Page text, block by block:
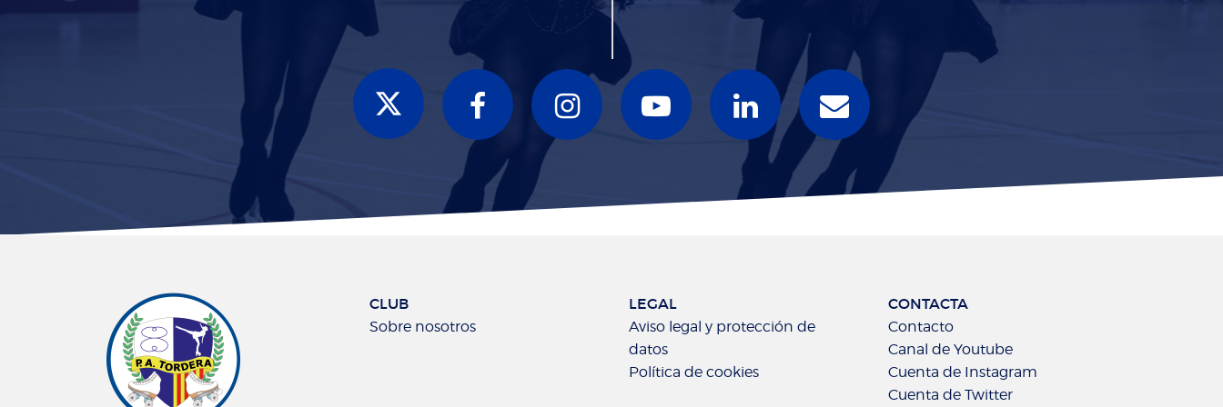
CLUB
Sobre nosotros
LEGAL
Aviso legal y protección de
datos
Política de cookies
CONTACTA
Contacto
Canal de Youtube
Cuenta de Instagram
Cuenta de Twitter